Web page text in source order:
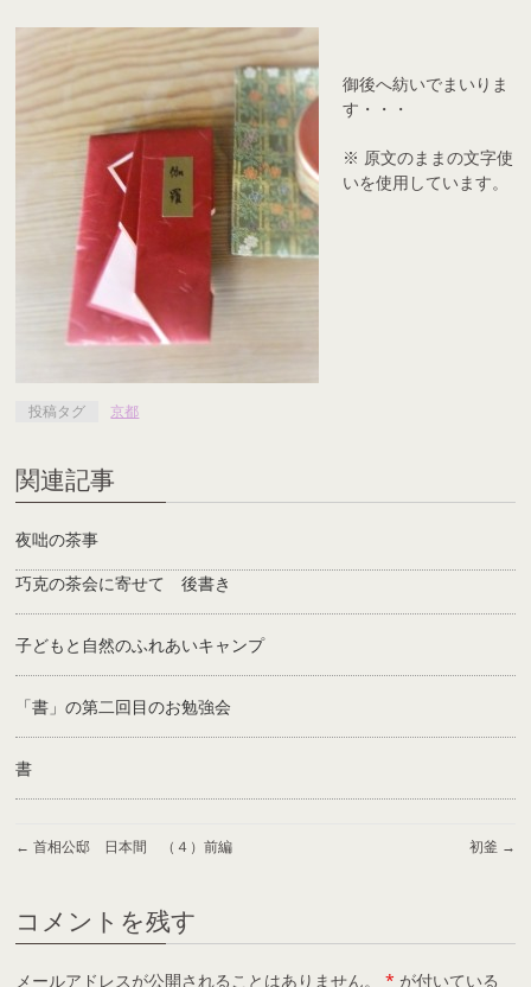
御後へ紡いでまいりま
す・・・
※ 原文のままの文字使
いを使用しています。
投稿タグ 京都
関連記事
夜咄の茶事
巧克の茶会に寄せて 後書き
子どもと自然のふれあいキャンプ
「書」の第二回目のお勉強会
書
← 首相公邸 日本間 （４）前編 初釜 →
コメントを残す
メールアドレスが公開されることはありません。 * が付いている